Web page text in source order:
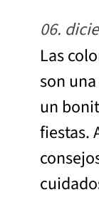
06.
Las
son
un
fiestas.